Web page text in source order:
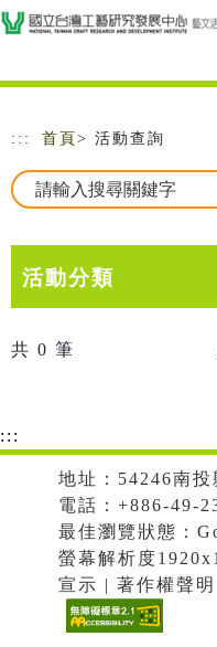
跳到主要內容
網站導覽
::: 首頁 > 活動查詢
活動分類
共 0 筆
:::
地址：54246南
電話：+886-49-
最佳瀏覽狀態：
螢幕解析度
宣示 | 著作權聲明